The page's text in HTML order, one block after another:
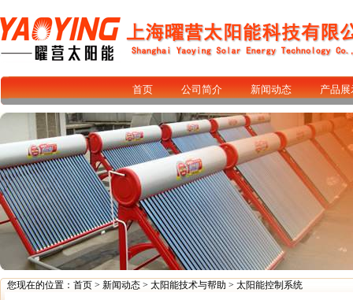
首页 公司简介 新闻动态 产品展
您现在的位置： 首页 > 新闻动态 > 太阳能技术与帮助 > 太阳能控制系统